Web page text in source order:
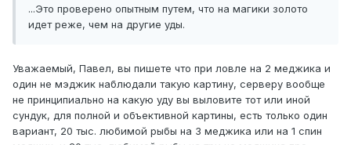
...Это проверено опытным путем, что на магики золото
идет реже, чем на другие уды.
Уважаемый, Павел, вы пишете что при ловле на 2 меджика и
один не мэджик наблюдали такую картину, серверу вообще
не принципиально на какую уду вы выловите тот или иной
сундук, для полной и объективной картины, есть только один
вариант, 20 тыс. любимой рыбы на 3 меджика или на 1 спин